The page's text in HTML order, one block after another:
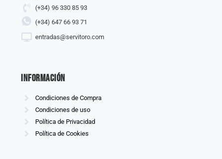
(+34) 96 330 85 93
(+34) 647 66 93 71
entradas@servitoro.com
información
Condiciones de Compra
Condiciones de uso
Política de Privacidad
Política de Cookies